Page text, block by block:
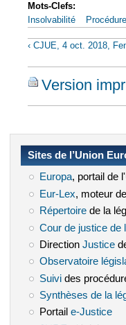
Mots-Clefs:
Insolvabilité
‹ CJUE, 4 oct. 2018,
Version
Sites de l’Union
Europa(le lien est
, portail de
Eur-Lex (le lien est
, moteur
Répertoire(le lien
de la
Cour de justice de
Direction Justice
Observatoire
Suivi(le lien est
des
Synthèses de la
Portail e-Justice(le